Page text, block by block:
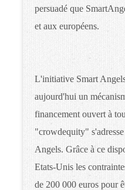
persuadé que
et aux européens.
L'initiative Smart
aujourd'hui un
financement ouvert à
"crowdequity"
Angels. Grâce à ce
Etats-Unis les
de 200 000 euros pour